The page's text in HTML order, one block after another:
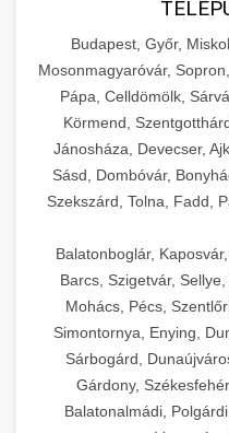
Budapest, Győr,
Mosonmagyaróvár,
Pápa, Celldömölk,
Körmend,
Jánosháza, Devecser,
Sásd, Dombóvár,
Szekszárd, Tolna, Fadd,
Balatonboglár,
Barcs, Szigetvár,
Mohács, Pécs,
Simontornya, Enying,
Sárbogárd,
Gárdony,
Balatonalmádi,